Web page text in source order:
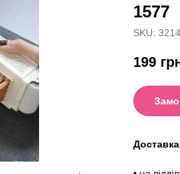
1577
SKU: 3214
199
Доставка